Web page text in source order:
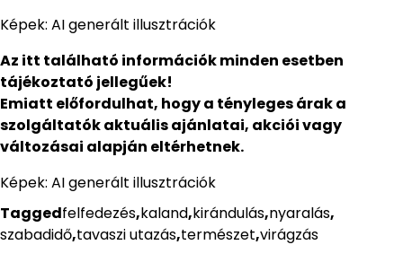
Képek: AI generált illusztrációk
Az itt található információk minden esetben
tájékoztató jellegűek!
Emiatt előfordulhat, hogy a tényleges árak a
szolgáltatók aktuális ajánlatai, akciói vagy
változásai alapján eltérhetnek.
Képek: AI generált illusztrációk
Taggedfelfedezés,kaland,kirándulás,nyaralás,
szabadidő,tavaszi utazás,természet,virágzás